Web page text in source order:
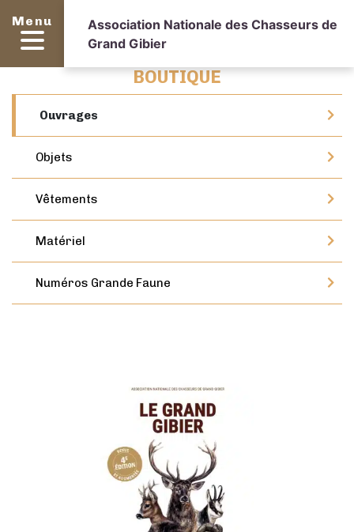
Menu
Association Nationale des Chasseurs de
Grand Gibier
BOUTIQUE
Ouvrages
Objets
Vêtements
Matériel
Numéros Grande Faune